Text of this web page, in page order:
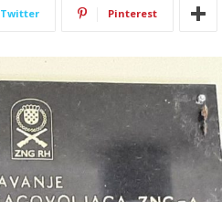
Twitter Pinterest